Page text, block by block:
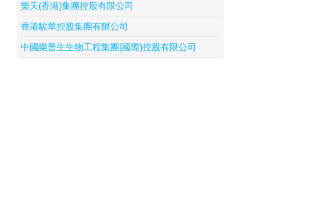
樂天(香港)集團控股有限公司
香港駿華控股集團有限公司
中國樂普生生物工程集團(國際)控股有限公司